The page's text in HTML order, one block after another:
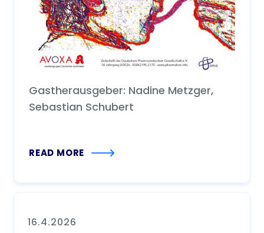
Gastherausgeber: Nadine Metzger,
Sebastian Schubert
READ MORE
16.4.2026